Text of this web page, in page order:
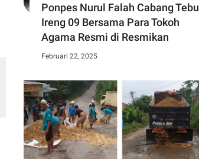
Ponpes Nurul Falah Cabang Tebu
Ireng 09 Bersama Para Tokoh
Agama Resmi di Resmikan
Februari 22, 2025